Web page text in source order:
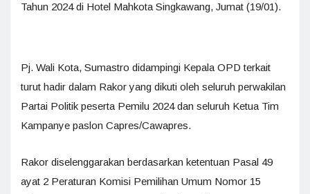
Tahun 2024 di Hotel Mahkota Singkawang, Jumat (19/01).
Pj. Wali Kota, Sumastro didampingi Kepala OPD terkait
turut hadir dalam Rakor yang dikuti oleh seluruh perwakilan
Partai Politik peserta Pemilu 2024 dan seluruh Ketua Tim
Kampanye paslon Capres/Cawapres.
Rakor diselenggarakan berdasarkan ketentuan Pasal 49
ayat 2 Peraturan Komisi Pemilihan Umum Nomor 15